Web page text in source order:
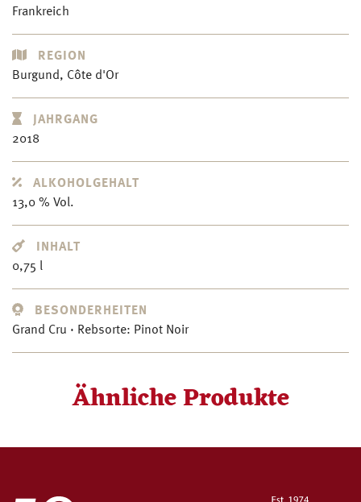
Frankreich
REGION
Burgund, Côte d'Or
JAHRGANG
2018
ALKOHOLGEHALT
13,0 % Vol.
INHALT
0,75 l
BESONDERHEITEN
Grand Cru · Rebsorte: Pinot Noir
Ähnliche Produkte